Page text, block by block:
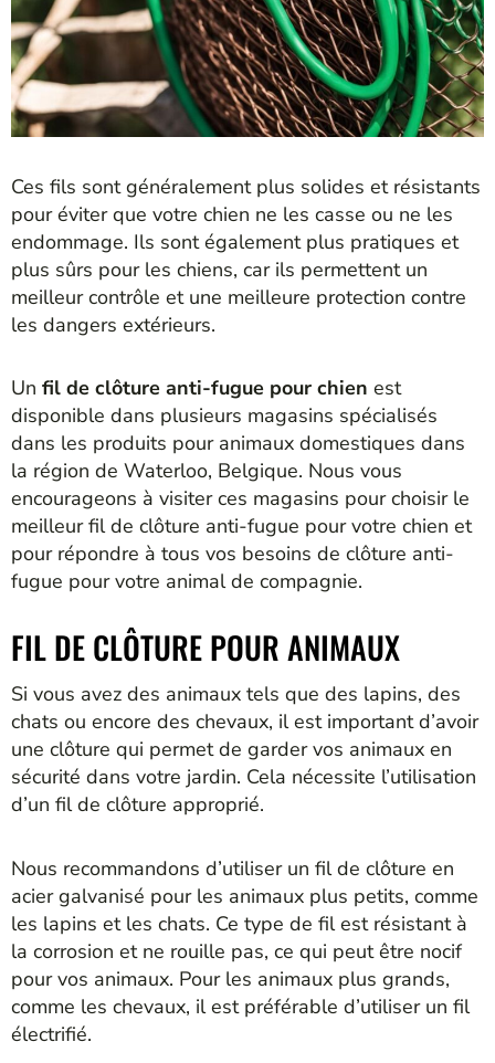
Ces fils sont généralement plus solides et résistants
pour éviter que votre chien ne les casse ou ne les
endommage. Ils sont également plus pratiques et
plus sûrs pour les chiens, car ils permettent un
meilleur contrôle et une meilleure protection contre
les dangers extérieurs.
Un fil de clôture anti-fugue pour chien est
disponible dans plusieurs magasins spécialisés
dans les produits pour animaux domestiques dans
la région de Waterloo, Belgique. Nous vous
encourageons à visiter ces magasins pour choisir le
meilleur fil de clôture anti-fugue pour votre chien et
pour répondre à tous vos besoins de clôture anti-
fugue pour votre animal de compagnie.
FIL DE CLÔTURE POUR ANIMAUX
Si vous avez des animaux tels que des lapins, des
chats ou encore des chevaux, il est important d’avoir
une clôture qui permet de garder vos animaux en
sécurité dans votre jardin. Cela nécessite l’utilisation
d’un fil de clôture approprié.
Nous recommandons d’utiliser un fil de clôture en
acier galvanisé pour les animaux plus petits, comme
les lapins et les chats. Ce type de fil est résistant à
la corrosion et ne rouille pas, ce qui peut être nocif
pour vos animaux. Pour les animaux plus grands,
comme les chevaux, il est préférable d’utiliser un fil
électrifié.